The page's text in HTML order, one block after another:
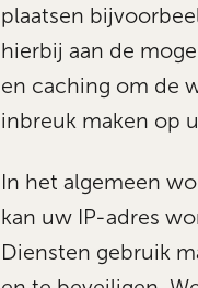
plaatsen
hierbij aan de
en caching om de
inbreuk maken op
In het algemeen
kan uw IP-adres
Diensten gebruik